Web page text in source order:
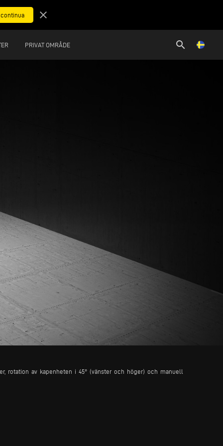
close
PRIVAT OMRÅDE search
rotation av kapenheten i 45° (vänster och höger) och manuell